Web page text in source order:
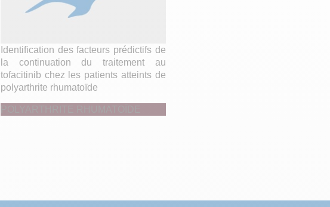
Identification des facteurs prédictifs de
la continuation du traitement au
tofacitinib chez les patients atteints de
polyarthrite rhumatoïde